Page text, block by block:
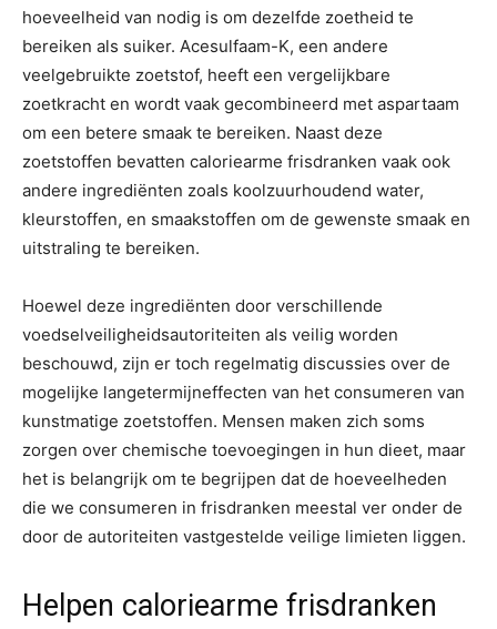
hoeveelheid van nodig is om dezelfde zoetheid te
bereiken als suiker. Acesulfaam-K, een andere
veelgebruikte zoetstof, heeft een vergelijkbare
zoetkracht en wordt vaak gecombineerd met aspartaam
om een betere smaak te bereiken. Naast deze
zoetstoffen bevatten caloriearme frisdranken vaak ook
andere ingrediënten zoals koolzuurhoudend water,
kleurstoffen, en smaakstoffen om de gewenste smaak en
uitstraling te bereiken.
Hoewel deze ingrediënten door verschillende
voedselveiligheidsautoriteiten als veilig worden
beschouwd, zijn er toch regelmatig discussies over de
mogelijke langetermijneffecten van het consumeren van
kunstmatige zoetstoffen. Mensen maken zich soms
zorgen over chemische toevoegingen in hun dieet, maar
het is belangrijk om te begrijpen dat de hoeveelheden
die we consumeren in frisdranken meestal ver onder de
door de autoriteiten vastgestelde veilige limieten liggen.
Helpen caloriearme frisdranken